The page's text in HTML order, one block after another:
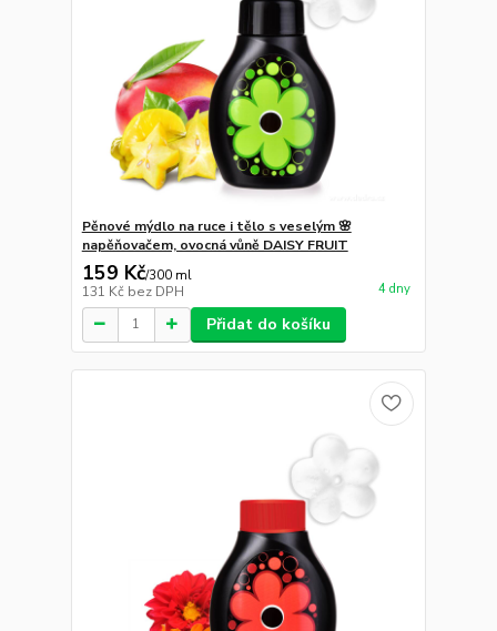
Pěnové mýdlo na ruce i tělo s veselým 🌸
napěňovačem, ovocná vůně DAISY FRUIT
159 Kč/300 ml
131 Kč bez DPH 4 dny
Přidat do košíku